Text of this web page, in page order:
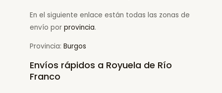
En el siguiente enlace están todas las zonas de
envío por provincia.
Provincia: Burgos
Envíos rápidos a Royuela de Río
Franco